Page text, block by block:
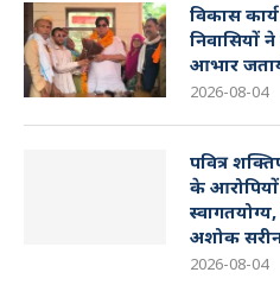
विकास कार्य
निवासियों
आभार
2026-08-04
पवित्र
के आरोपियों
स्वागतयोग्य,
अशोक
2026-08-04